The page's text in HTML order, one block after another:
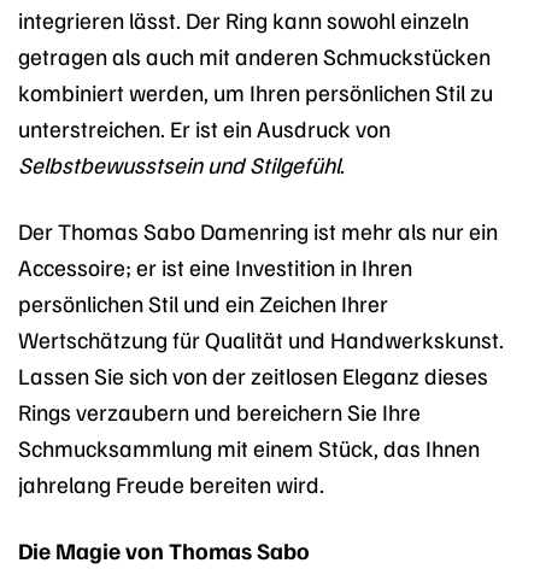
integrieren lässt. Der Ring kann sowohl einzeln
getragen als auch mit anderen Schmuckstücken
kombiniert werden, um Ihren persönlichen Stil zu
unterstreichen. Er ist ein Ausdruck von
Selbstbewusstsein und Stilgefühl.
Der Thomas Sabo Damenring ist mehr als nur ein
Accessoire; er ist eine Investition in Ihren
persönlichen Stil und ein Zeichen Ihrer
Wertschätzung für Qualität und Handwerkskunst.
Lassen Sie sich von der zeitlosen Eleganz dieses
Rings verzaubern und bereichern Sie Ihre
Schmucksammlung mit einem Stück, das Ihnen
jahrelang Freude bereiten wird.
Die Magie von Thomas Sabo